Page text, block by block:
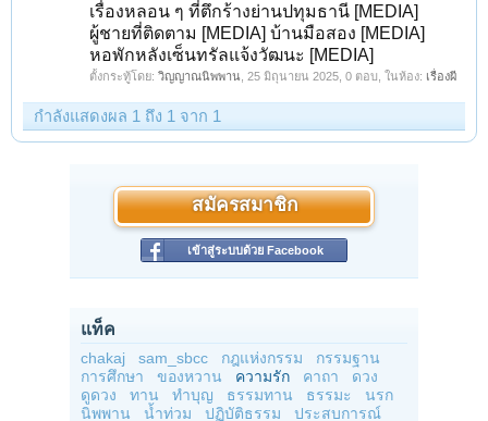
เรื่องหลอน ๆ ที่ตึกร้างย่านปทุมธานี [MEDIA]
ผู้ชายที่ติดตาม [MEDIA] บ้านมือสอง [MEDIA]
หอพักหลังเซ็นทรัลแจ้งวัฒนะ [MEDIA]
ตั้งกระทู้โดย: วิญญาณนิพพาน 25 มิถุนายน 2025 , 0 ตอบ, ในห้อง: เรื่องผี
กำลังแสดงผล 1 ถึง 1 จาก 1
สมัครสมาชิก
เข้าสู่ระบบด้วย Facebook
แท็ค
chakaj sam_sbcc กฎแห่งกรรม
กรรมฐาน
การศึกษา
ของหวาน ความรัก คาถา
ดวง
ดูดวง
ทาน ทำบุญ ธรรมทาน ธรรมะ
นรก
นิพพาน
น้ำท่วม ปฏิบัติธรรม
ประสบการณ์